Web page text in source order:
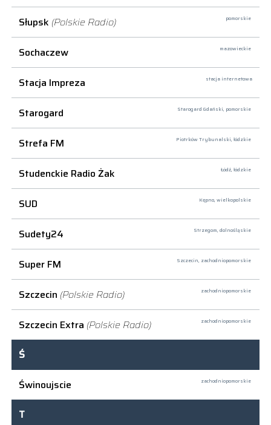
Słupsk (Polskie Radio) pomorskie
Sochaczew mazowieckie
Stacja Impreza stacja internetowa
Starogard Starogard Gdański, pomorskie
Strefa FM Piotrków Trybunalski, łódzkie
Studenckie Radio Żak Łódź, łódzkie
SUD Kępno, wielkopolskie
Sudety24 Strzegom, dolnośląskie
Super FM Szczecin, zachodniopomorskie
Szczecin (Polskie Radio) zachodniopomorskie
Szczecin Extra (Polskie Radio) zachodniopomorskie
Ś
Świnoujscie
zachodniopomorskie
T